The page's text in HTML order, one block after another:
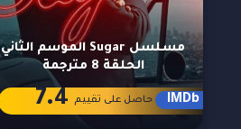
مسلسل Sugar الموسم الثاني
الحلقة 8 مترجمة
IMDb حاصل على تقييم 7.4